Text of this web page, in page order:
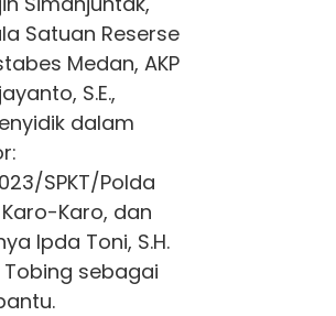
Satuan Reserse
Medan, AKP
S.E.,
dalam
SPKT/Polda
Karo-Karo, dan
Ipda Toni, S.H.
Tobing sebagai